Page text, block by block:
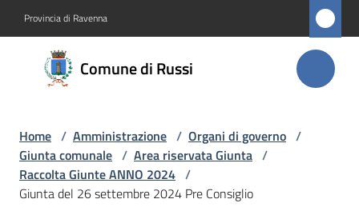
Provincia di Ravenna
Comune di Russi
Comune
di Russi
Amministrazione
Menu selezionato
Novità
Home / Amministrazione / Organi di governo /
Giunta comunale / Area riservata Giunta /
Raccolta Giunte ANNO 2024 /
Giunta del 26 settembre 2024 Pre Consiglio